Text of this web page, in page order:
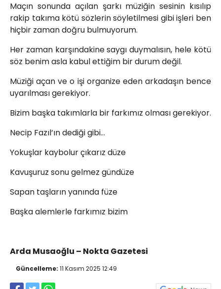
Maçın sonunda açılan şarkı müziğin sesinin kısılıp
rakip takıma kötü sözlerin söyletilmesi gibi işleri ben
hiçbir zaman doğru bulmuyorum.
Her zaman karşındakine saygı duymalısın, hele kötü
söz benim asla kabul ettiğim bir durum değil.
Müziği açan ve o işi organize eden arkadaşın bence
uyarılması gerekiyor.
Bizim başka takımlarla bir farkımız olması gerekiyor.
Necip Fazıl’ın dediği gibi…
Yokuşlar kaybolur çıkarız düze
Kavuşuruz sonu gelmez gündüze
Sapan taşların yanında füze
Başka alemlerle farkımız bizim
Arda Musaoğlu – Nokta Gazetesi
Güncelleme: 11 Kasım 2025 12:49